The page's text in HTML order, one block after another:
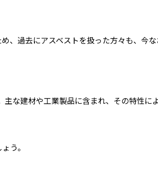
、過去にアスベストを扱った方々も、今
な建材や工業製品に含まれ、その特性に
う。